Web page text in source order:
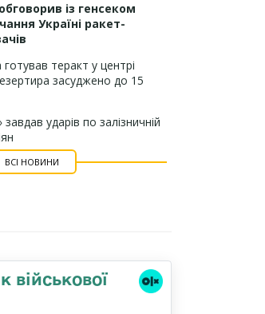
із генсеком
Україні ракет-
готував теракт у центрі
засуджено до 15
завдав ударів по залізничній
ВСІ НОВИНИ
військової